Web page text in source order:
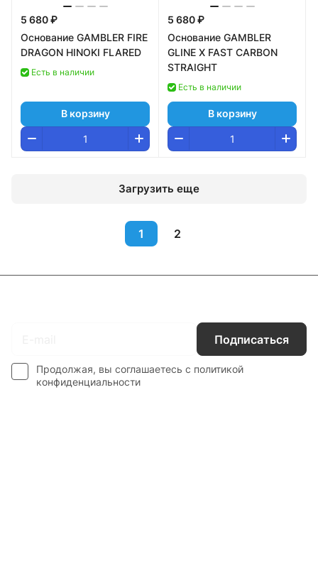
5 680 ₽
Основание GAMBLER FIRE
DRAGON HINOKI FLARED
Есть в наличии
В корзину
5 680 ₽
Основание GAMBLER
GLINE X FAST CARBON
STRAIGHT
Есть в наличии
В корзину
Загрузить еще
1 2
Подписаться
Продолжая, вы соглашаетесь с политикой
конфиденциальности